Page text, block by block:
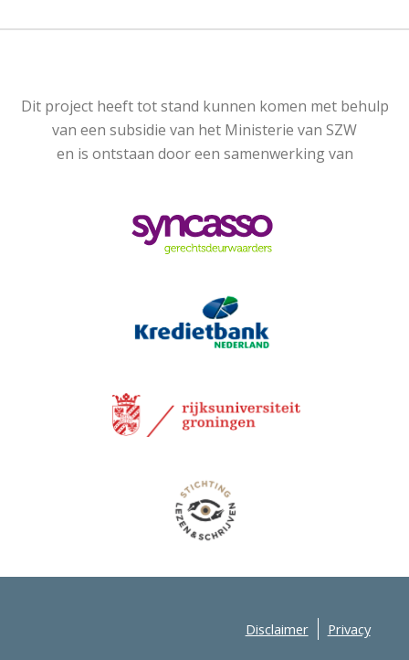
Dit project heeft tot stand kunnen komen met behulp
van een subsidie van het Ministerie van SZW
en is ontstaan door een samenwerking van
Disclaimer Privacy